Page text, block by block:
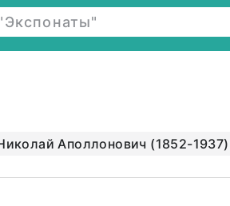
Аполлонович (1852-1937)